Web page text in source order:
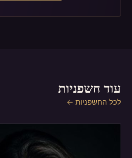
עוד חשפניות
לכל החשפניות ←